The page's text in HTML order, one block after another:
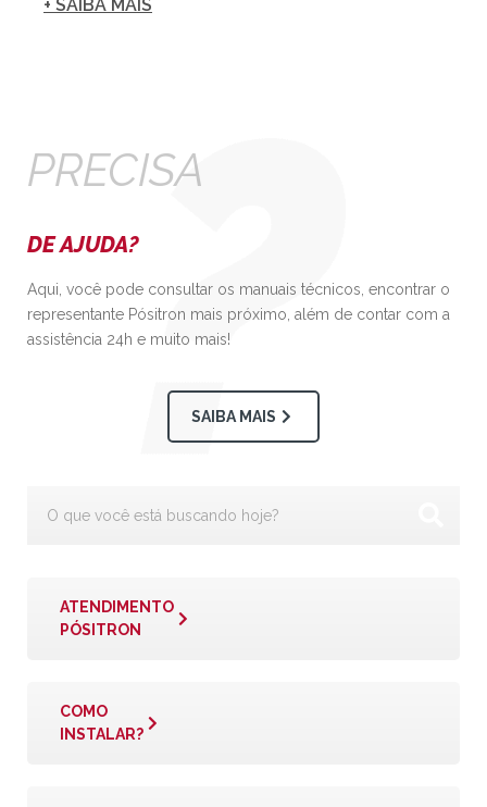
+ SAIBA MAIS
PRECISA
DE AJUDA?
Aqui, você pode consultar os manuais técnicos, encontrar o
representante Pósitron mais próximo, além de contar com a
assistência 24h e muito mais!
SAIBA MAIS
ATENDIMENTO
PÓSITRON
COMO
INSTALAR?